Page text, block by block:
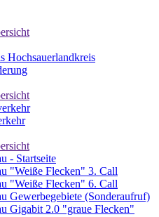
Hochsauerlandkreis
- Startseite
"Weiße Flecken" 3. Call
"Weiße Flecken" 6. Call
Gewerbegebiete (Sonderaufruf)
Gigabit 2.0 "graue Flecken"